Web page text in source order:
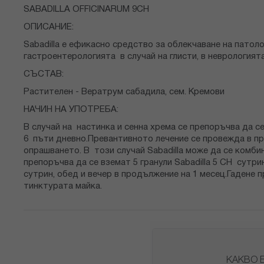
SABADILLA OFFICINARUM 9CH
ОПИСАНИЕ:
Sabadilla e ефикасно средство за облекчаване на
гастроентерологията в случай на глисти, в
СЪСТАВ:
Растителен - Вератрум сабадила, сем. Кремови
НАЧИН НА УПОТРЕБА:
В случай на настинка и сенна хрема се препоръчва да
6 пъти дневно.Превантивното лечение се провежда в
опрашването. В този случай Sabadilla може да се
препоръчва да се вземат 5 гранули Sabadilla 5 CH
сутрин, обед и вечер в продължение на 1 месец.Гадене
тинктурата майка.
КАКВО